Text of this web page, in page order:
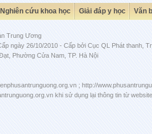
Nghiên cứu khoa học Giải đáp y học Văn
Trung Ương
ngày 26/10/2010 - Cấp bởi Cục QL Phát thanh,
Phường Cửa Nam, TP. Hà Nội
; http://
khi sử dụng lại thông tin từ